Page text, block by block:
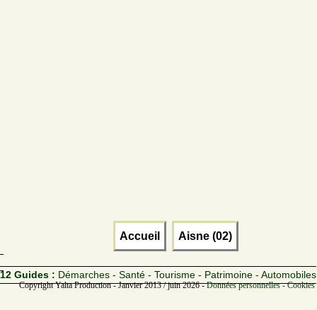
Accueil Aisne (02)
12 Guides : Démarches - Santé - Tourisme - Patrimoine - Automobiles
Copyright Yalta Production - Janvier 2013 / juin 2026 -Données personnelles -